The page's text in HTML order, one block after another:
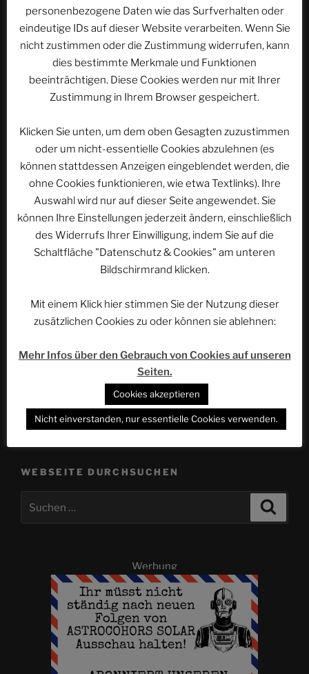
E-Mail-Adresse *
Website
Name, E-Mail-Adresse und Website in diesem
Browser für meinen nächsten Kommentar speichern.
Vorheriger
Beitrag
ZURÜCK
Flat Flute Divers in Dahab, Teil 2: Golden Blocks
Winterzauber im EUROPA-PARK | ACSOLAR #027
WEBSEITE DURCHSUCHEN
nach:
Werbung
personenbezogene Daten wie das Surfverhalten oder
eindeutige IDs auf dieser Website verarbeiten. Wenn Sie
nicht zustimmen oder die Zustimmung widerrufen, kann
dies bestimmte Merkmale und Funktionen
beeinträchtigen. Diese Cookies werden nur mit Ihrer
Zustimmung in Ihrem Browser gespeichert.
Klicken Sie unten, um dem oben Gesagten zuzustimmen
oder um nicht-essentielle Cookies abzulehnen (es
können stattdessen Anzeigen eingeblendet werden, die
ohne Cookies funktionieren, wie etwa Textlinks). Ihre
Auswahl wird nur auf dieser Seite angewendet. Sie
können Ihre Einstellungen jederzeit ändern, einschließlich
des Widerrufs Ihrer Einwilligung, indem Sie auf die
Schaltfläche "Datenschutz & Cookies" am unteren
Bildschirmrand klicken.
Mit einem Klick hier stimmen Sie der Nutzung dieser
zusätzlichen Cookies zu oder können sie ablehnen:
Mehr Infos über den Gebrauch von Cookies auf unseren
Seiten.
Cookies akzeptieren
Nicht einverstanden, nur essentielle Cookies verwenden.